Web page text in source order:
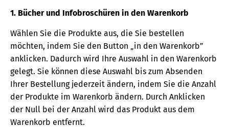
1. Bücher und Infobroschüren in den Warenkorb
Wählen Sie die Produkte aus, die Sie bestellen
möchten, indem Sie den Button „in den Warenkorb”
anklicken. Dadurch wird Ihre Auswahl in den Warenkorb
gelegt. Sie können diese Auswahl bis zum Absenden
Ihrer Bestellung jederzeit ändern, indem Sie die Anzahl
der Produkte im Warenkorb ändern. Durch Anklicken
der Null bei der Anzahl wird das Produkt aus dem
Warenkorb entfernt.